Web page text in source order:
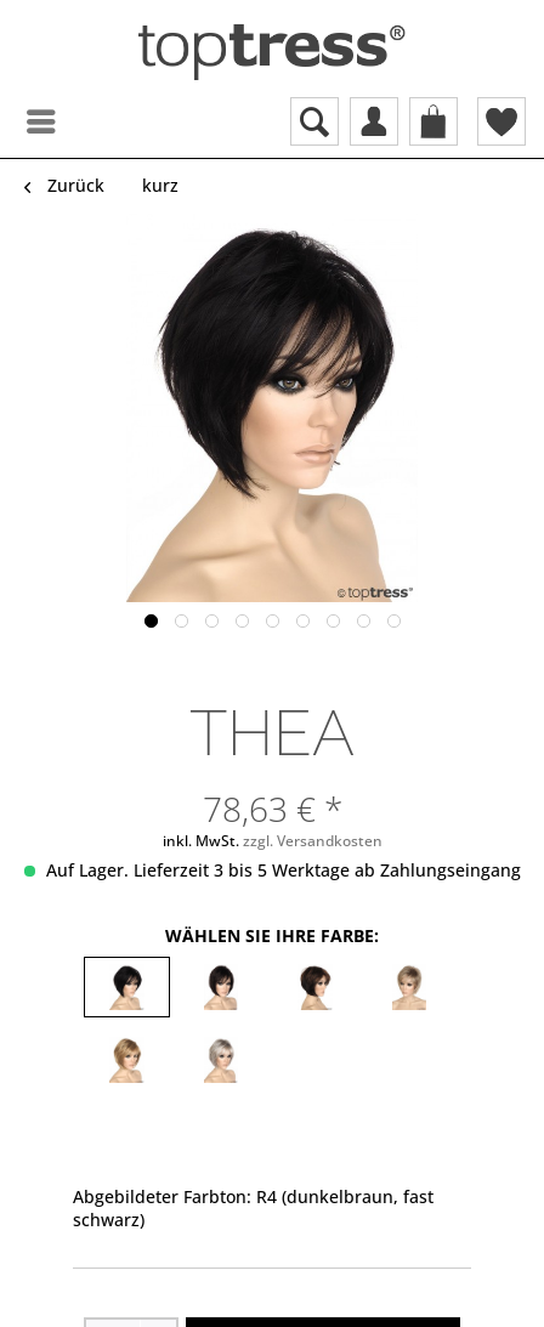
Zurück kurz
THEA
78,63 € *
inkl. MwSt.zzgl. Versandkosten
Auf Lager. Lieferzeit 3 bis 5 Werktage ab Zahlungseingang
WÄHLEN SIE IHRE FARBE:
Abgebildeter Farbton: R4 (dunkelbraun, fast
schwarz)